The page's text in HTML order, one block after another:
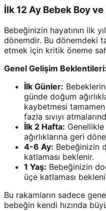
İlk 12 Ay Bebek Boy ve
Bebeğinizin hayatının ilk
dönemdir. Bu dönemdeki
etmek için kritik öneme
Genel Gelişim Beklentileri:
İlk Günler:
günde doğum
kaybetmesi
fazla sıvıyı
İlk 2 Hafta:
ağırlıklarına geri
4-6 Ay: Bebeğinizin
katlaması beklenir.
1 Yaş: Bebeğinizin
üçe katlaması
Bu rakamların sadece
bebeğin kendi hızında